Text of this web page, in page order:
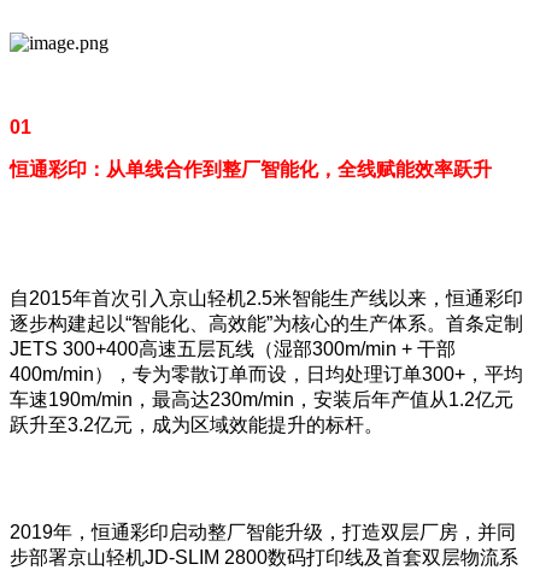
01
恒通彩印：从单线合作到整厂智能化，全线赋能效率跃升
自2015年首次引入京山轻机2.5米智能生产线以来，恒通彩印
逐步构建起以“智能化、高效能”为核心的生产体系。首条定制
JETS 300+400高速五层瓦线（湿部300m/min + 干部
400m/min），专为零散订单而设，日均处理订单300+，平均
车速190m/min，最高达230m/min，安装后年产值从1.2亿元
跃升至3.2亿元，成为区域效能提升的标杆。
2019年，恒通彩印启动整厂智能升级，打造双层厂房，并同
步部署京山轻机JD-SLIM 2800数码打印线及首套双层物流系